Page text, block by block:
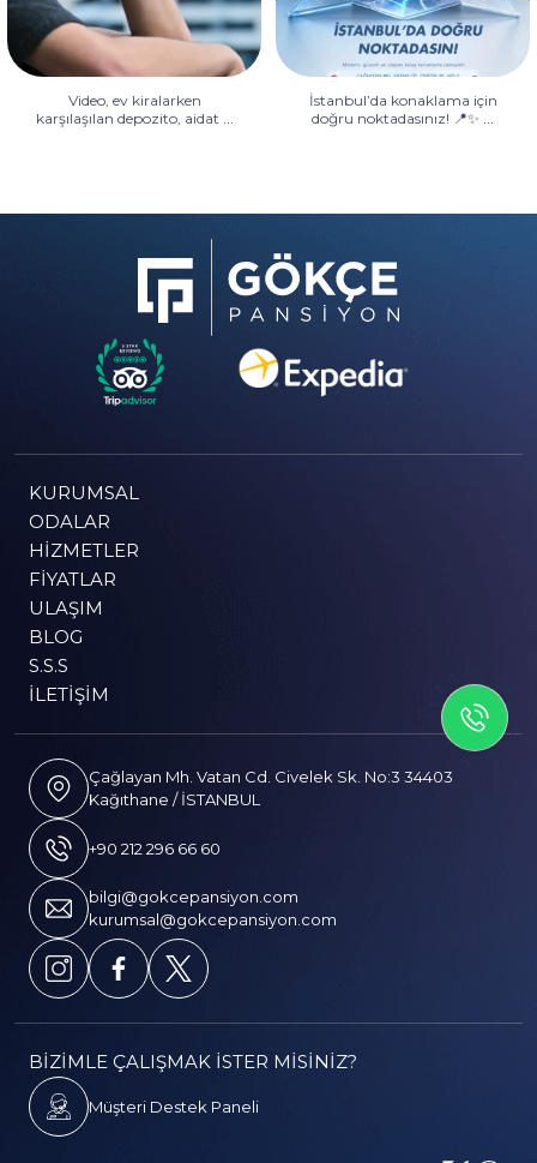
İLETİSİME GEÇİN
Video, ev kiralarken
karşılaşılan depozito, aidat ...
İstanbul’da konaklama için
doğru noktadasınız! 📍✨ ...
KURUMSAL
ODALAR
HIZMETLER
FIYATLAR
ULAŞIM
BLOG
S.S.S
İLETIŞIM
Çağlayan Mh. Vatan Cd. Civelek Sk. No:3 34403
Kağıthane / İSTANBUL
+90 212 296 66 60
bilgi@gokcepansiyon.com
kurumsal@gokcepansiyon.com
Müşteri Destek Paneli
BİZİMLE ÇALIŞMAK İSTER MİSİNİZ?